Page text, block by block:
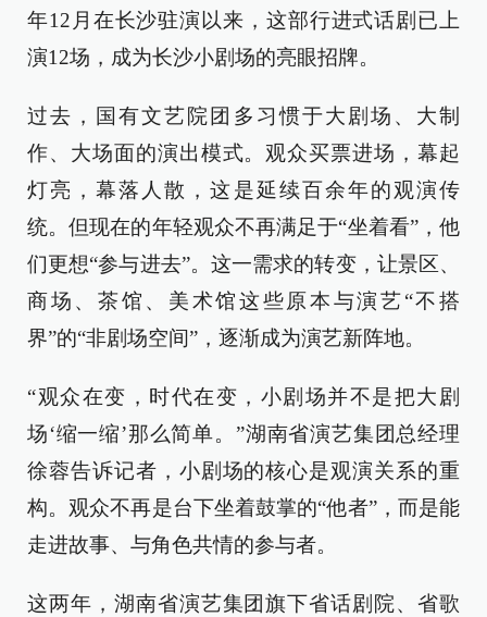
年12月在长沙驻演以来，这部行进式话剧已上
演12场，成为长沙小剧场的亮眼招牌。
过去，国有文艺院团多习惯于大剧场、大制
作、大场面的演出模式。观众买票进场，幕起
灯亮，幕落人散，这是延续百余年的观演传
统。但现在的年轻观众不再满足于“坐着看”，他
们更想“参与进去”。这一需求的转变，让景区、
商场、茶馆、美术馆这些原本与演艺“不搭
界”的“非剧场空间”，逐渐成为演艺新阵地。
“观众在变，时代在变，小剧场并不是把大剧
场‘缩一缩’那么简单。”湖南省演艺集团总经理
徐蓉告诉记者，小剧场的核心是观演关系的重
构。观众不再是台下坐着鼓掌的“他者”，而是能
走进故事、与角色共情的参与者。
这两年，湖南省演艺集团旗下省话剧院、省歌